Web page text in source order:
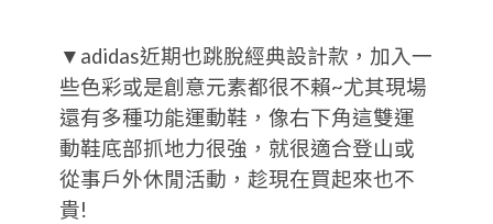
▼adidas近期也跳脫經典設計款，加入一
些色彩或是創意元素都很不賴~尤其現場
還有多種功能運動鞋，像右下角這雙運
動鞋底部抓地力很強，就很適合登山或
從事戶外休閒活動，趁現在買起來也不
貴!